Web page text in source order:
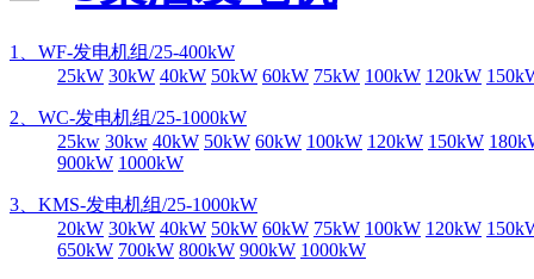
1、WF-发电机组/25-400kW
25kW 30kW 40kW 50kW 60kW 75kW 100kW 120kW
2、WC-发电机组/25-1000kW
25kw 30kw 40kW 50kW 60kW 100kW 120kW 150kW
900kW 1000kW
3、KMS-发电机组/25-1000kW
20kW 30kW 40kW 50kW 60kW 75kW 100kW 120kW
650kW 700kW 800kW 900kW 1000kW